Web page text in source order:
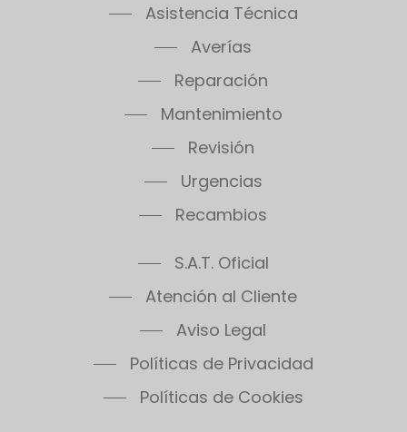
Asistencia Técnica
Averías
Reparación
Mantenimiento
Revisión
Urgencias
Recambios
S.A.T. Oficial
Atención al Cliente
Aviso Legal
Políticas de Privacidad
Políticas de Cookies